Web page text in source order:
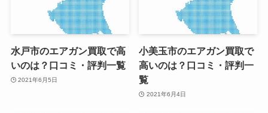
水戸市のエアガン買取で高
いのは？口コミ・評判一覧
2021年6月5日
小美玉市のエアガン買取で
高いのは？口コミ・評判一
覧
2021年6月4日